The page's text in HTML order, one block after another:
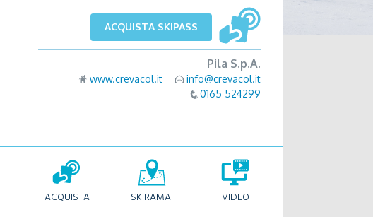
ACQUISTA SKIPASS
Pila S.p.A.
www.crevacol.it
info@crevacol.it
0165 524299
ACQUISTA SKIRAMA VIDEO